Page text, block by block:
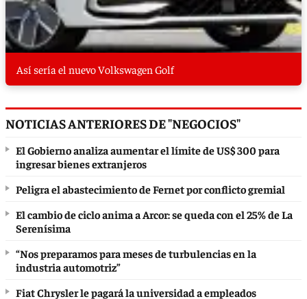
Así sería el nuevo Volkswagen Golf
NOTICIAS ANTERIORES DE "NEGOCIOS"
El Gobierno analiza aumentar el límite de US$ 300 para
ingresar bienes extranjeros
Peligra el abastecimiento de Fernet por conflicto gremial
El cambio de ciclo anima a Arcor: se queda con el 25% de La
Serenísima
“Nos preparamos para meses de turbulencias en la
industria automotriz”
Fiat Chrysler le pagará la universidad a empleados